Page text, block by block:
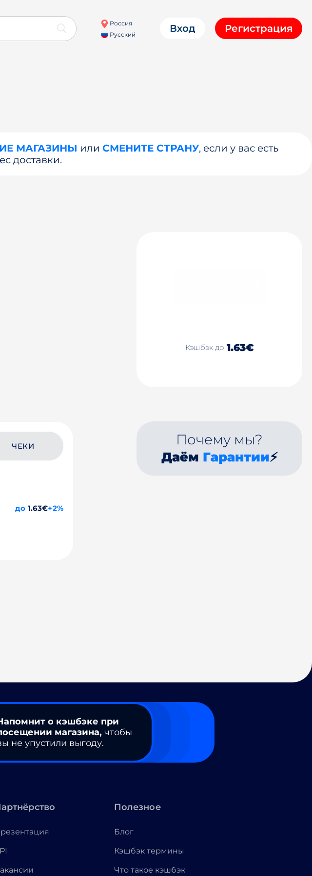
Россия
Русский
Вход Регистрация
МАГАЗИНЫ или СМЕНИТЕ СТРАНУ, если у вас есть
доставки.
Кэшбэк до 1.63€
ЧЕКИ
до 1.63€+2%
Почему мы?
Даём Гарантии⚡
о кэшбэке при
магазина, чтобы
не упустили выгоду.
Полезное
Блог
Кэшбэк термины
Что такое кэшбэк